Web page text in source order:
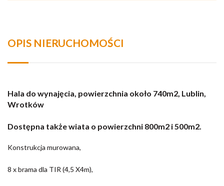
OPIS NIERUCHOMOŚCI
Hala do wynajęcia, powierzchnia około 740m2, Lublin,
Wrotków
Dostępna także wiata o powierzchni 800m2 i 500m2.
Konstrukcja murowana,
8 x brama dla TIR (4,5 X4m),